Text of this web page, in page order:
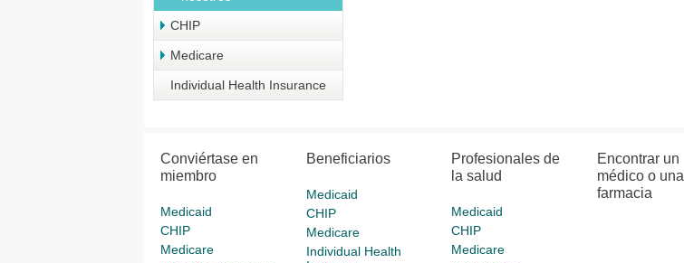
CHIP
Medicare
Individual Health Insurance
Conviértase en
miembro
Medicaid
CHIP
Medicare
Beneficiarios
Medicaid
CHIP
Medicare
Individual Health
Profesionales de
la salud
Medicaid
CHIP
Medicare
Encontrar un
médico o una
farmacia